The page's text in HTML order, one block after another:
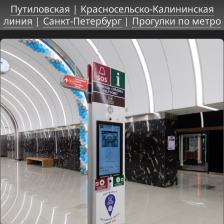
Путиловская | Красносельско-Калининская
линия|Санкт-Петербург|Прогулки по метро